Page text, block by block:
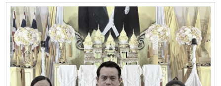
บริการและการสนับสนุนผลิตภัณฑ์สำหรับกลุ่มธุรกิจโรงแรม
พร้อมนำเสนอเงื่อนไขราคาพิเศษ ตลอดจนความพร้อมของทีมผู้
เชี่ยวชาญในการให้คำปรึกษา บรรยาย และสาธิตวิธีการใช้งานใน
พื้นที่จริง เพื่อให้บุคลากรของสถานประกอบการสามารถเลือกใช้
ผลิตภัณฑ์ได้อย่างถูกต้อง ปลอดภัย และเกิดประสิทธิภาพสูงสุด
การลงพื้นที่ดังกล่าวเป็นส่วนหนึ่งของภารกิจการถ่ายทอดองค์
ความรู้และส่งเสริมการนำผลงานวิจัยและนวัตกรรมของ
บริษัทผู้พัฒนาผลิตภัณฑ์ปุ๋ยจากประเทศเยอรมนี ตลอดจนหน่วย
งานภาครัฐและหน่วยงานที่เกี่ยวข้อง เพื่อให้การวิจัยมีความครบ
ถ้วนตามหลักวิชาการ และสามารถนำผลการศึกษาไปต่อยอดทั้งใน
เชิงวิชาการ เชิงนวัตกรรม และเชิงพาณิชย์ในอนาคต อันจะนำไป
สู่การพัฒนาเทคโนโลยีและนวัตกรรมด้านปุ๋ยที่ตอบโจทย์ภาค
การเกษตรไทยอย่างยั่งยืน
Cocoa Entrepreneur and High-Value Processing
Technologist for Global Markets)" ณ อาคารเฉลิมพระเกียรติ
สมเด็จพระเทพรัตนราชสุดา ชั้น 2 สถาบันบริการตรวจสอบ
คุณภาพและมาตรฐานผลิตภัณฑ์ มหาวิทยาลัยแม่โจ้ การอบรม
ครั้งนี้มีผู้ประกอบการ เกษตรกร และผู้สนใจจากทั่วประเทศเข้า
ร่วม เพื่อพัฒนาทักษะด้านการแปรรูปโกโก้และการผลิต
ช็อกโกแลตคุณภาพสูง โดยได้รับเกียรติจาก คุณกันต์ อรุณ